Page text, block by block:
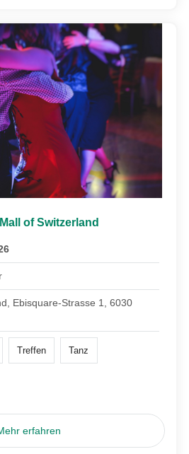
of Switzerland
Ebisquare-Strasse 1, 6030
Treffen Tanz
erfahren